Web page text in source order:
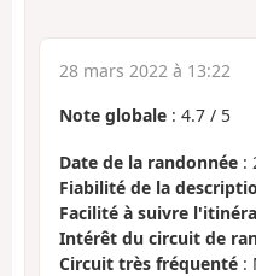
28 mars 2022 à 13:22
Note globale : 4.7 / 5
Date de la randonnée :
Fiabilité de la
Facilité à suivre
Intérêt du circuit de
Circuit très fréquenté :